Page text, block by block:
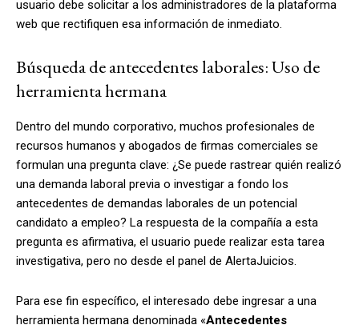
usuario debe solicitar a los administradores de la plataforma
web que rectifiquen esa información de inmediato.
Búsqueda de antecedentes laborales: Uso de
herramienta hermana
Dentro del mundo corporativo, muchos profesionales de
recursos humanos y abogados de firmas comerciales se
formulan una pregunta clave: ¿Se puede rastrear quién realizó
una demanda laboral previa o investigar a fondo los
antecedentes de demandas laborales de un potencial
candidato a empleo? La respuesta de la compañía a esta
pregunta es afirmativa, el usuario puede realizar esta tarea
investigativa, pero no desde el panel de AlertaJuicios.
Para ese fin específico, el interesado debe ingresar a una
herramienta hermana denominada «Antecedentes